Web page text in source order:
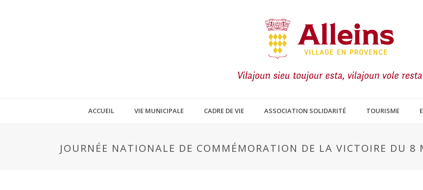
ACCUEIL VIE MUNICIPALE CADRE DE VIE ASSOCIATION SOLIDARITÉ TOURISME
JOURNÉE NATIONALE DE COMMÉMORATION DE LA VICTOIRE DU 8